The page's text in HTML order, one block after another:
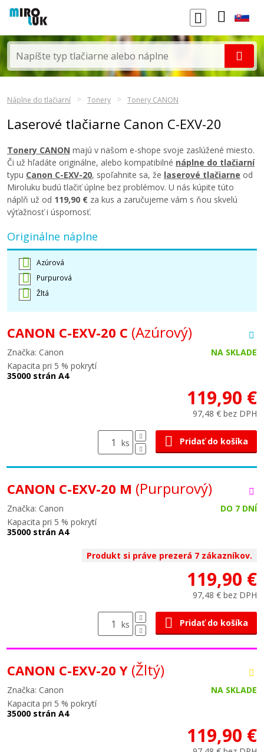
Náplne do tlačiarní Tonery Tonery CANON
Laserové tlačiarne Canon C-EXV-20
Tonery CANON majú v našom e-shope svoje zaslúžené miesto.
Či už hľadáte originálne, alebo kompatibilné náplne do tlačiarní
typu Canon C-EXV-20, spoľahnite sa, že laserové tlačiarne od
Miroluku budú tlačiť úplne bez problémov. U nás kúpite túto
náplň už od 119,90 € za kus a zaručujeme vám s ňou skvelú
výťažnosť i úspornosť.
Originálne náplne
Azúrová
Purpurová
Žltá
CANON C-EXV-20 C (Azúrový)
Značka: Canon
NA SKLADE
Kapacita pri 5 % pokrytí
35000 strán A4
119,90 €
97,48 € bez DPH
ks Pridať do košíka
CANON C-EXV-20 M (Purpurový)
Značka: Canon
DO 7 DNÍ
Kapacita pri 5 % pokrytí
35000 strán A4
Produkt si práve prezerá 7 zákazníkov.
119,90 €
97,48 € bez DPH
ks Pridať do košíka
CANON C-EXV-20 Y (Žltý)
Značka: Canon
NA SKLADE
Kapacita pri 5 % pokrytí
35000 strán A4
119,90 €